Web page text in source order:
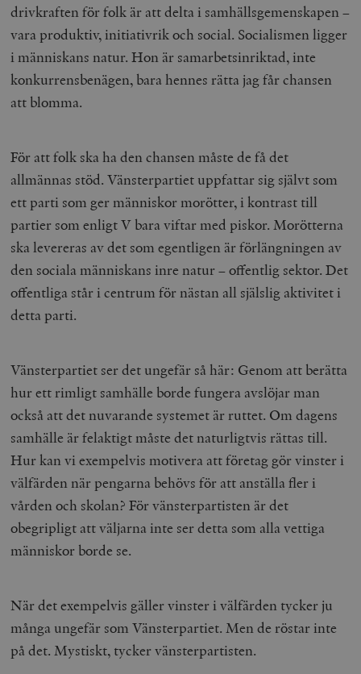
drivkraften för folk är att delta i samhällsgemenskapen –
vara produktiv, initiativrik och social. Socialismen ligger
i människans natur. Hon är samarbetsinriktad, inte
konkurrensbenägen, bara hennes rätta jag får chansen
att blomma.
För att folk ska ha den chansen måste de få det
allmännas stöd. Vänsterpartiet uppfattar sig självt som
ett parti som ger människor morötter, i kontrast till
partier som enligt V bara viftar med piskor. Morötterna
ska levereras av det som egentligen är förlängningen av
den sociala människans inre natur – offentlig sektor. Det
offentliga står i centrum för nästan all själslig aktivitet i
detta parti.
Vänsterpartiet ser det ungefär så här: Genom att berätta
hur ett rimligt samhälle borde fungera avslöjar man
också att det nuvarande systemet är ruttet. Om dagens
samhälle är felaktigt måste det naturligtvis rättas till.
Hur kan vi exempelvis motivera att företag gör vinster i
välfärden när pengarna behövs för att anställa fler i
vården och skolan? För vänsterpartisten är det
obegripligt att väljarna inte ser detta som alla vettiga
människor borde se.
När det exempelvis gäller vinster i välfärden tycker ju
många ungefär som Vänsterpartiet. Men de röstar inte
på det. Mystiskt, tycker vänsterpartisten.